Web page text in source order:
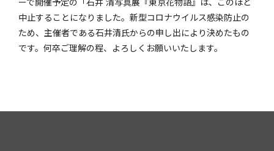
ーで開催予定の「石井 清写真展『東京花物語』は、このほど
中止することになりました。新型コロナウイルス感染防止の
ため、主催者である石井清氏からの申し出により決めたもの
です。何卒ご理解の程、よろしくお願いいたします。